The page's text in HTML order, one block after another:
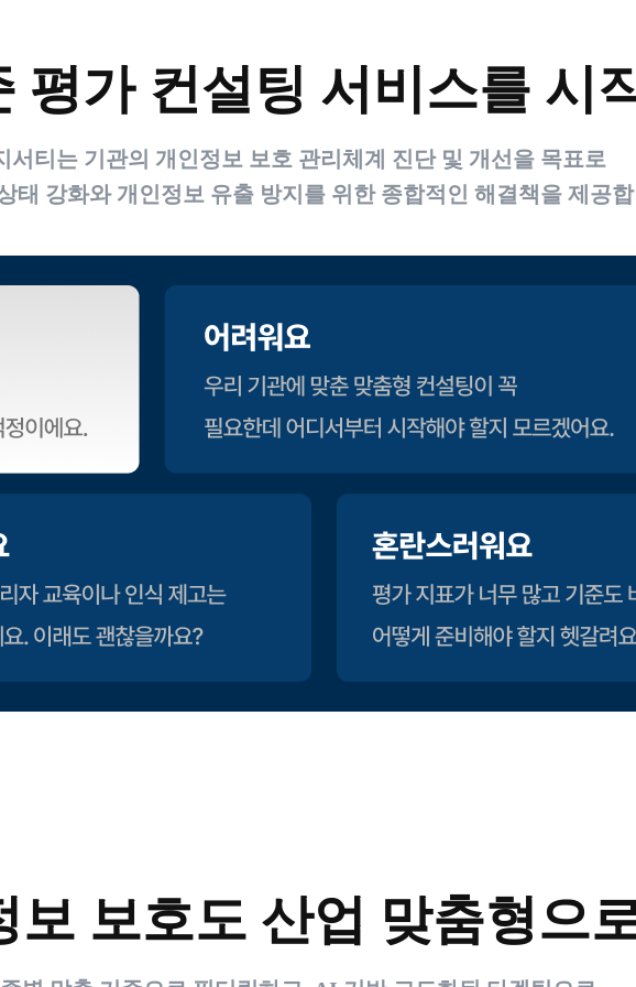
평가 컨설팅 서비스를 시
서티는 기관의 개인정보 보호 관리체계 진단 및 개선을 목표로
태 강화와 개인정보 유출 방지를 위한 종합적인 해결책을 제공
보 보호도 산업 맞춤형으